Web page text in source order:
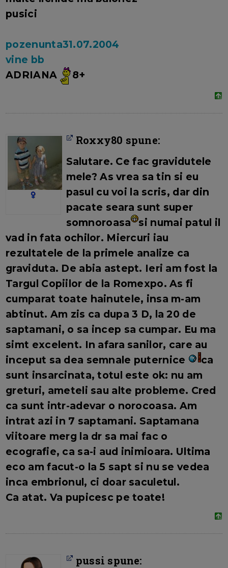
pusici
pozenunta31.07.2004
vine bb
ADRIANA
8+
Roxxy80 spune:
Salutare. Ce fac gravidutele
mele? As vrea sa tin si eu
pasul cu voi la scris, dar din
pacate seara sunt super
somnoroasa
si numai patul il
vad in fata ochilor. Miercuri iau
rezultatele de la primele analize ca
graviduta. De abia astept. Ieri am fost la
Targul Copiilor de la Romexpo. As fi
cumparat toate hainutele, insa m-am
abtinut. Am zis ca dupa 3 D, la 20 de
saptamani, o sa incep sa cumpar. Eu ma
simt excelent. In afara sanilor, care au
inceput sa dea semnale puternice
ca
sunt insarcinata, totul este ok: nu am
greturi, ameteli sau alte probleme. Cred
ca sunt intr-adevar o norocoasa. Am
intrat azi in 7 saptamani. Saptamana
viitoare merg la dr sa mai fac o
ecografie, ca sa-i aud inimioara. Ultima
eco am facut-o la 5 sapt si nu se vedea
inca embrionul, ci doar saculetul.
Ca atat. Va pupicesc pe toate!
pussi spune: